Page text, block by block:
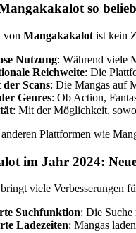
so
von Mangakakalot ist kein
Nutzung: Während viele
Reichweite: Die
Scans: Die Mangas auf
Genres: Ob Action,
: Mit der Möglichkeit,
Plattformen wie
im Jahr 2024:
viele Verbesserungen
Suchfunktion: Die Suche
Ladezeiten: Mangas